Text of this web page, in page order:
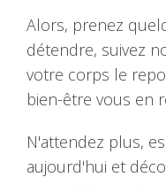
Alors, prenez
détendre, suivez
votre corps le
bien-être vous en
N'attendez plus,
aujourd'hui et